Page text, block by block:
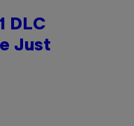
DLC
Just